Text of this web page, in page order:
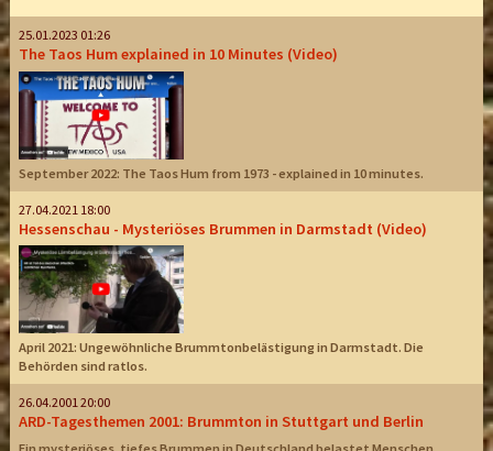
25.01.2023 01:26
The Taos Hum explained in 10 Minutes (Video)
September 2022: The Taos Hum from 1973 - explained in 10 minutes.
27.04.2021 18:00
Hessenschau - Mysteriöses Brummen in Darmstadt (Video)
April 2021: Ungewöhnliche Brummtonbelästigung in Darmstadt. Die
Behörden sind ratlos.
26.04.2001 20:00
ARD-Tagesthemen 2001: Brummton in Stuttgart und Berlin